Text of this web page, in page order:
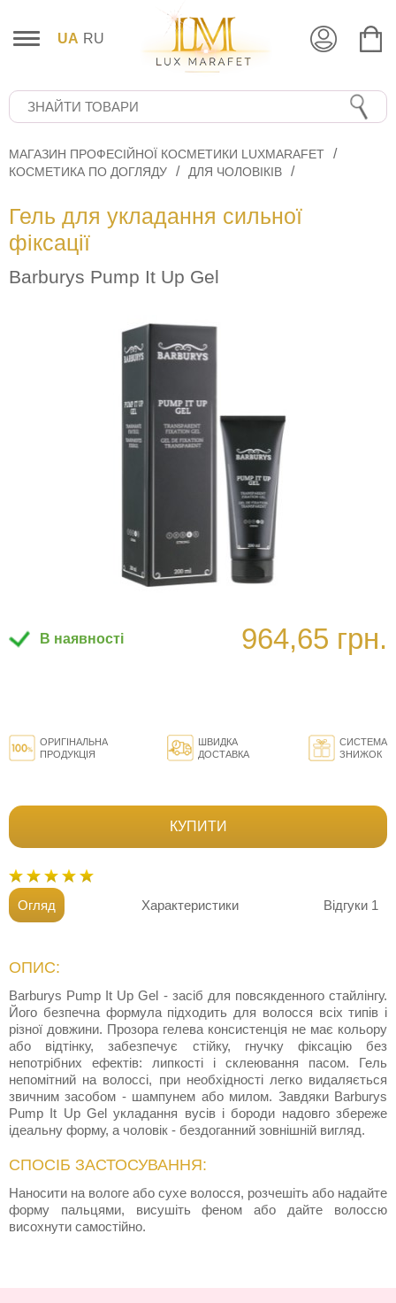
UA RU
МАГАЗИН ПРОФЕСІЙНОЇ КОСМЕТИКИ LUXMARAFET
КОСМЕТИКА ПО ДОГЛЯДУ
ДЛЯ ЧОЛОВІКІВ
Гель для укладання сильної
фіксації
Barburys Pump It Up Gel
В наявності 964,65 грн.
ОРИГІНАЛЬНА
ПРОДУКЦІЯ
ШВИДКА
ДОСТАВКА
СИСТЕМА
ЗНИЖОК
КУПИТИ
Огляд Характеристики Відгуки 1
ОПИС:
Barburys Pump It Up Gel - засіб для повсякденного стайлінгу.
Його безпечна формула підходить для волосся всіх типів і
різної довжини. Прозора гелева консистенція не має кольору
або відтінку, забезпечує стійку, гнучку фіксацію без
непотрібних ефектів: липкості і склеювання пасом. Гель
непомітний на волоссі, при необхідності легко видаляється
звичним засобом - шампунем або милом. Завдяки Barburys
Pump It Up Gel укладання вусів і бороди надовго збереже
ідеальну форму, а чоловік - бездоганний зовнішній вигляд.
СПОСІБ ЗАСТОСУВАННЯ:
Наносити на вологе або сухе волосся, розчешіть або надайте
форму пальцями, висушіть феном або дайте волоссю
висохнути самостійно.